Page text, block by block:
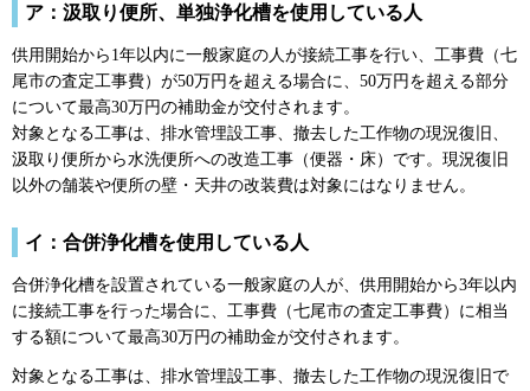
ア：汲取り便所、単独浄化槽を使用している人
供用開始から1年以内に一般家庭の人が接続工事を行い、工事費（七
尾市の査定工事費）が50万円を超える場合に、50万円を超える部分
について最高30万円の補助金が交付されます。
対象となる工事は、排水管埋設工事、撤去した工作物の現況復旧、
汲取り便所から水洗便所への改造工事（便器・床）です。現況復旧
以外の舗装や便所の壁・天井の改装費は対象にはなりません。
イ：合併浄化槽を使用している人
合併浄化槽を設置されている一般家庭の人が、供用開始から3年以内
に接続工事を行った場合に、工事費（七尾市の査定工事費）に相当
する額について最高30万円の補助金が交付されます。
対象となる工事は、排水管埋設工事、撤去した工作物の現況復旧で